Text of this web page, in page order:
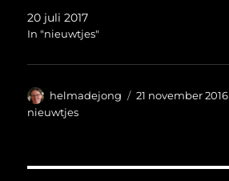
20 juli 2017
In "nieuwtjes"
Auteur
helmadejong
Geplaatst
21 november 2016
nieuwtjes